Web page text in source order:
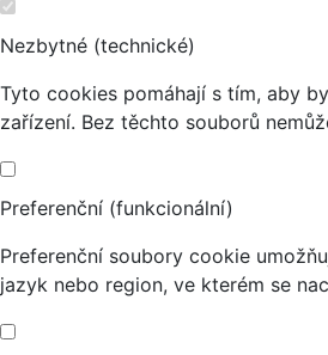
Nezbytné (technické)
Tyto cookies pomáhají s tím, aby
zařízení. Bez těchto souborů
Preferenční (funkcionální)
Preferenční soubory cookie
jazyk nebo region, ve kterém se